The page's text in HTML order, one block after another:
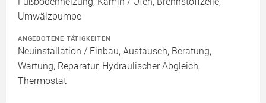
Umwälzpumpe
ANGEBOTENE TÄTIGKEITEN
Neuinstallation / Einbau, Austausch, Beratung,
Wartung, Reparatur, Hydraulischer Abgleich,
Thermostat